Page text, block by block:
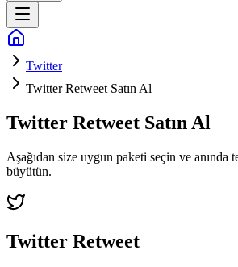
Twitter
Twitter Retweet Satın Al
Twitter Retweet Satın Al
Aşağıdan size uygun paketi seçin ve anında
büyütün.
Twitter Retweet